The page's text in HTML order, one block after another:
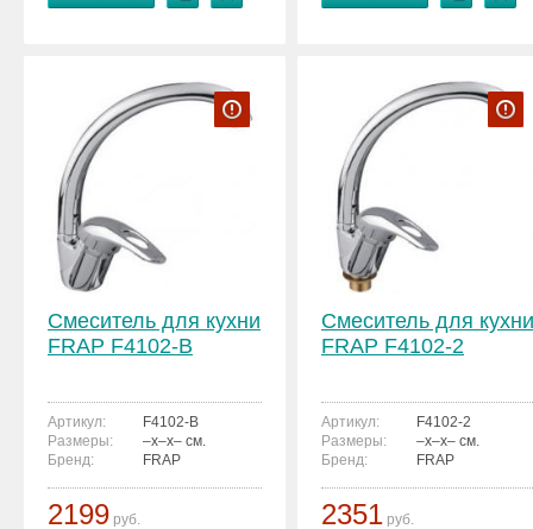
Смеситель для кухни
FRAP F4102-B
Артикул:
F4102-B
Размеры:
–x–x– см.
Бренд:
FRAP
2199 руб.
Смеситель для кухни
FRAP F4102-2
Артикул:
F4102-2
Размеры:
–x–x– см.
Бренд:
FRAP
2351 руб.